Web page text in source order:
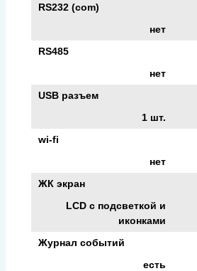
RS232 (com)
нет
RS485
нет
USB разъем
1 шт.
wi-fi
нет
ЖК экран
LCD с подсветкой и
иконками
Журнал событий
есть